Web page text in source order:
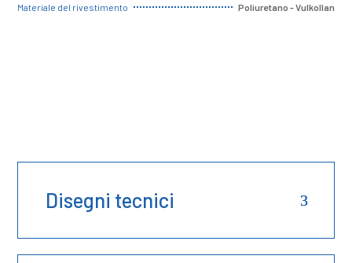
Materiale del rivestimento Poliuretano - Vulkollan
Disegni tecnici